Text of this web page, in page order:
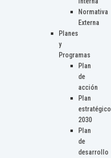
Normativa
Externa
Planes
y
Programas
Plan
de
acción
Plan
estratégico
2030
Plan
de
desarrollo